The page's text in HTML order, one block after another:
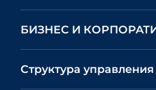
БИЗНЕС И
Структура управления